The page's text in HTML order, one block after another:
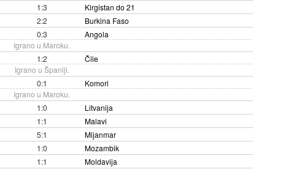
1:3
Kirgistan do 21
2:2
Burkina Faso
0:3
Angola
Igrano u Maroku.
1:2
Čile
Igrano u Španiji.
0:1
Komori
Igrano u Maroku.
1:0
Litvanija
1:1
Malavi
5:1
Mijanmar
1:0
Mozambik
1:1
Moldavija